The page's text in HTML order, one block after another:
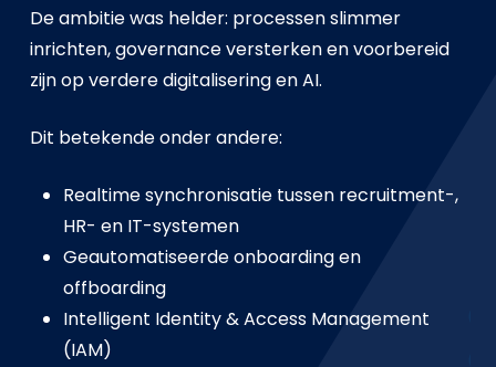
De ambitie was helder: processen slimmer
inrichten, governance versterken en voorbereid
zijn op verdere digitalisering en AI.
Dit betekende onder andere:
Realtime synchronisatie tussen recruitment-,
HR- en IT-systemen
Geautomatiseerde onboarding en
offboarding
Intelligent Identity & Access Management
(IAM)